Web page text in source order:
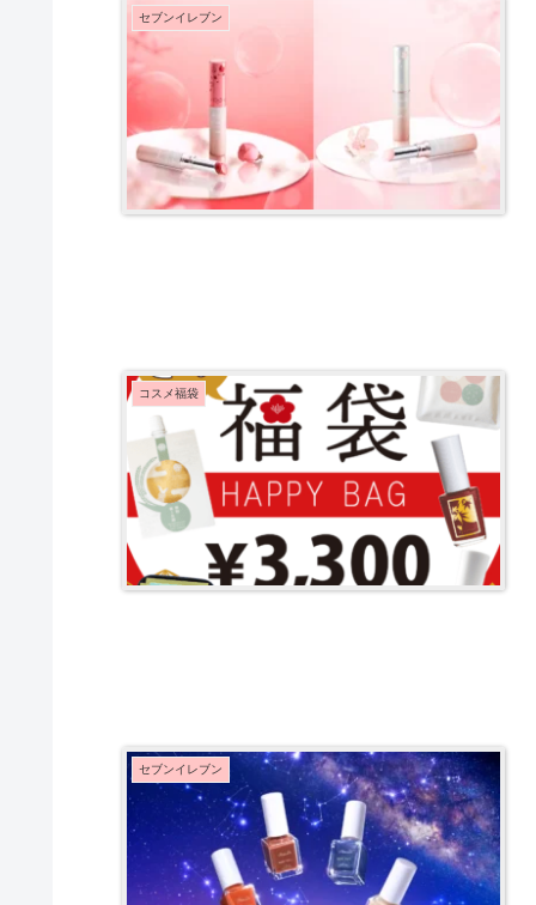
セブンイレブン
コスメ福袋
セブンイレブン